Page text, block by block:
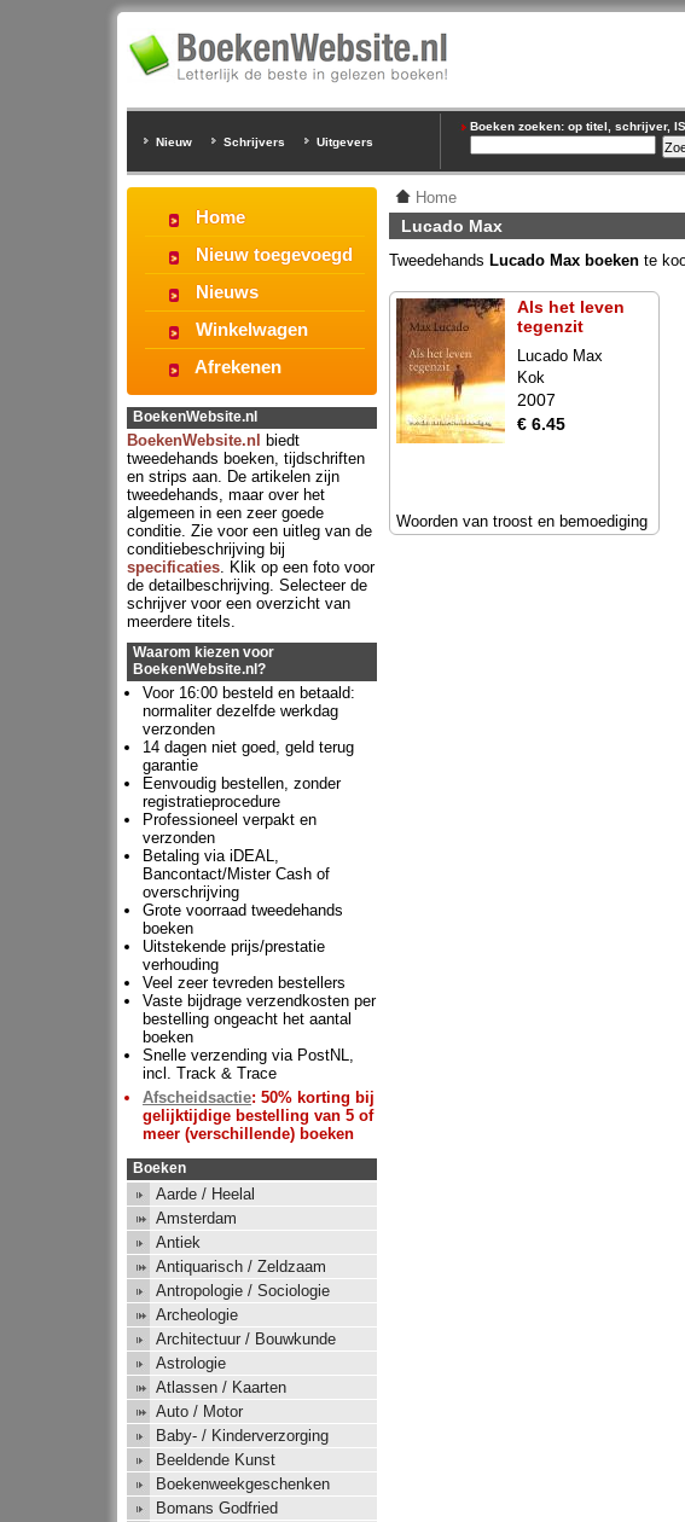
Nieuw Schrijvers Uitgevers
Boeken zoeken: op titel, schrijver,
Home
Lucado Max
Tweedehands Lucado Max boeken te
Als het leven
tegenzit
Lucado Max
Kok
2007
€ 6.45
Woorden van troost en bemoediging
Home
Nieuw toegevoegd
Nieuws
Winkelwagen
Afrekenen
BoekenWebsite.nl
BoekenWebsite.nl
biedt
tweedehands boeken, tijdschriften
en strips aan. De artikelen zijn
tweedehands, maar over het
algemeen in een zeer goede
conditie. Zie voor een uitleg van de
conditiebeschrijving bij
specificaties. Klik op een foto voor
de detailbeschrijving. Selecteer de
schrijver voor een overzicht van
meerdere titels.
Waarom kiezen voor
BoekenWebsite.nl?
Voor 16:00 besteld en betaald:
normaliter dezelfde werkdag
verzonden
14 dagen niet goed, geld terug
garantie
Eenvoudig bestellen, zonder
registratieprocedure
Professioneel verpakt en
verzonden
Betaling via iDEAL,
Bancontact/Mister Cash of
overschrijving
Grote voorraad tweedehands
boeken
Uitstekende prijs/prestatie
verhouding
Veel zeer tevreden bestellers
Vaste bijdrage verzendkosten per
bestelling ongeacht het aantal
boeken
Snelle verzending via PostNL,
incl. Track & Trace
Afscheidsactie: 50% korting bij
gelijktijdige bestelling van 5 of
meer (verschillende) boeken
Boeken
Aarde / Heelal
Amsterdam
Antiek
Antiquarisch / Zeldzaam
Antropologie / Sociologie
Archeologie
Architectuur / Bouwkunde
Astrologie
Atlassen / Kaarten
Auto / Motor
Baby- / Kinderverzorging
Beeldende Kunst
Boekenweekgeschenken
Bomans Godfried